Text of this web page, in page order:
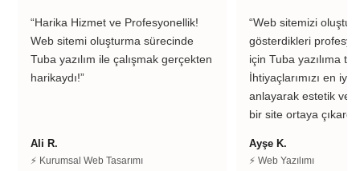
“Harika Hizmet ve Profesyonellik!
Web sitemi oluşturma sürecinde
Tuba yazılım ile çalışmak gerçekten
harikaydı!”
Ali R.
⚡ Kurumsal Web Tasarımı
“Web sitemizi
gösterdikleri
için Tuba yazılıma
İhtiyaçlarımızı en iyi
anlayarak estetik ve
bir site ortaya
Ayşe K.
⚡ Web Yazılımı